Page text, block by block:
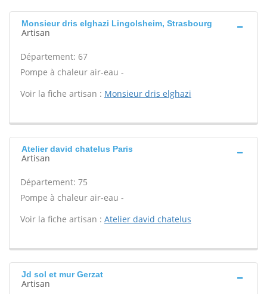
Monsieur dris elghazi Lingolsheim, Strasbourg
Artisan
Département: 67
Pompe à chaleur air-eau -
Voir la fiche artisan : Monsieur dris elghazi
Atelier david chatelus Paris
Artisan
Département: 75
Pompe à chaleur air-eau -
Voir la fiche artisan : Atelier david chatelus
Jd sol et mur Gerzat
Artisan